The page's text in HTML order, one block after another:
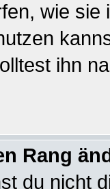
wie
ihn
Rang
du nicht